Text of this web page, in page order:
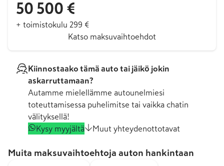
50 500 €
+ toimistokulu 299 €
Katso maksuvaihtoehdot
Kiinnostaako tämä auto tai jäikö jokin
askarruttamaan?
Autamme mielellämme autounelmiesi
toteuttamisessa puhelimitse tai vaikka chatin
välityksellä!
Kysy myyjältä
Muut yhteydenottotavat
Muita maksuvaihtoehtoja auton hankintaan